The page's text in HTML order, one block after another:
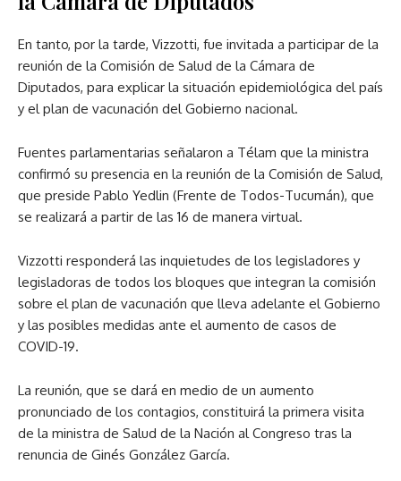
En tanto, por la tarde, Vizzotti, fue invitada a participar de la
reunión de la Comisión de Salud de la Cámara de
Diputados, para explicar la situación epidemiológica del país
y el plan de vacunación del Gobierno nacional.
Fuentes parlamentarias señalaron a Télam que la ministra
confirmó su presencia en la reunión de la Comisión de Salud,
que preside Pablo Yedlin (Frente de Todos-Tucumán), que
se realizará a partir de las 16 de manera virtual.
Vizzotti responderá las inquietudes de los legisladores y
legisladoras de todos los bloques que integran la comisión
sobre el plan de vacunación que lleva adelante el Gobierno
y las posibles medidas ante el aumento de casos de
COVID-19.
La reunión, que se dará en medio de un aumento
pronunciado de los contagios, constituirá la primera visita
de la ministra de Salud de la Nación al Congreso tras la
renuncia de Ginés González García.